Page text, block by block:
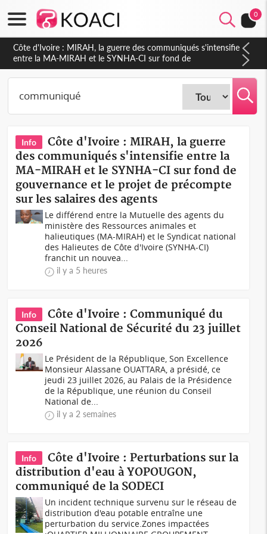
0
Côte d'Ivoire : Indépendance 2026, Thiam plaide pour un
environnement démocratique plus apaisé
Info
Côte d'Ivoire : MIRAH, la guerre
des communiqués s'intensifie entre la
MA-MIRAH et le SYNHA-CI sur fond de
gouvernance et le projet de précompte
sur les salaires des agents
Le différend entre la Mutuelle des agents du
ministère des Ressources animales et
halieutiques (MA-MIRAH) et le Syndicat national
des Halieutes de Côte d'Ivoire (SYNHA-CI)
franchit un nouvea...
il y a 5 heures
Info
Côte d'Ivoire : Communiqué du
Conseil National de Sécurité du 23 juillet
2026
Le Président de la République, Son Excellence
Monsieur Alassane OUATTARA, a présidé, ce
jeudi 23 juillet 2026, au Palais de la Présidence
de la République, une réunion du Conseil
National de...
il y a 2 semaines
Info
Côte d'Ivoire : Perturbations sur la
distribution d'eau à YOPOUGON,
communiqué de la SODECI
Un incident technique survenu sur le réseau de
distribution d'eau potable entraîne une
perturbation du service.Zones impactées